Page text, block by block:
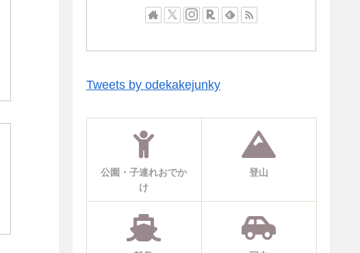
Tweets by odekakejunky
公園・子連れおでか
け
登山